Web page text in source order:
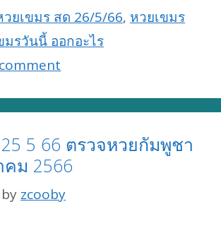
วยเขมร สด 26/5/66, หวยเขมร
มรวันนี้ ออกอะไร
5 66 ตรวจหวยกัมพูชา
ม 2566
by zcooby